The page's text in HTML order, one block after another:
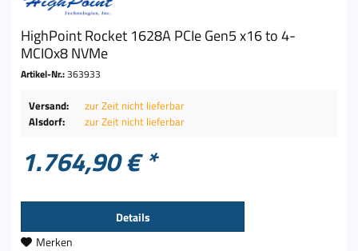
HighPoint Rocket 1628A PCIe Gen5 x16 to 4-
MCIOx8 NVMe
Artikel-Nr.:363933
Versand:
zur Zeit nicht lieferbar
Alsdorf:
zur Zeit nicht lieferbar
1.764,90 € *
Details
Merken